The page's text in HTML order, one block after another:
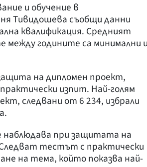
и обучение в
Тивидошева съобщи данни
квалификация. Средният
между годините са минимални
на дипломен проект,
изпит. Най-голям
следвани от 6 234, избрали
наблюдава при защитата на
тестът с практически
на тема, който показва най-